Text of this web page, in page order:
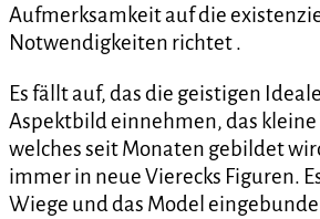
Aufmerksamkeit auf die
Notwendigkeiten richtet .
Es fällt auf, das die geistigen
Aspektbild einnehmen, das
welches seit Monaten gebildet
immer in neue Vierecks Figuren.
Wiege und das Model